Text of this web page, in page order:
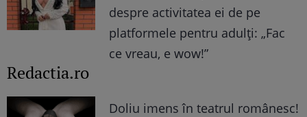
despre activitatea ei de pe
platformele pentru adulți: „Fac
ce vreau, e wow!”
Redactia.ro
Doliu imens în teatrul românesc!